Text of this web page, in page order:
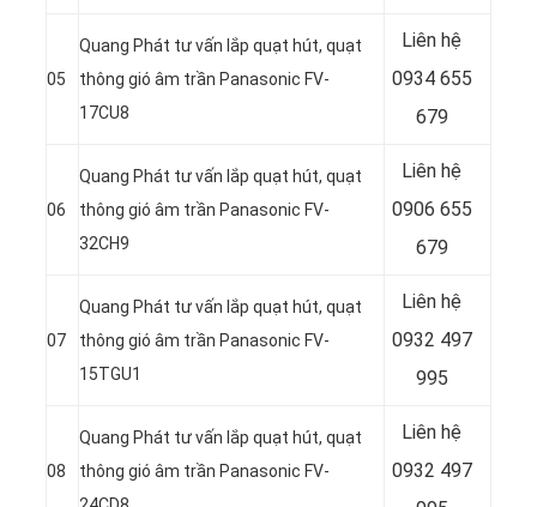
05
Quang Phát tư vấn lắp quạt hút, quạt
thông gió âm trần Panasonic FV-
17CU8
Liên hệ
0934 655
679
06
Quang Phát tư vấn lắp quạt hút, quạt
thông gió âm trần Panasonic FV-
32CH9
Liên hệ
0906 655
679
07
Quang Phát tư vấn lắp quạt hút, quạt
thông gió âm trần Panasonic FV-
15TGU1
Liên hệ
0932 497
995
08
Quang Phát tư vấn lắp quạt hút, quạt
thông gió âm trần Panasonic FV-
Liên hệ
0932 497